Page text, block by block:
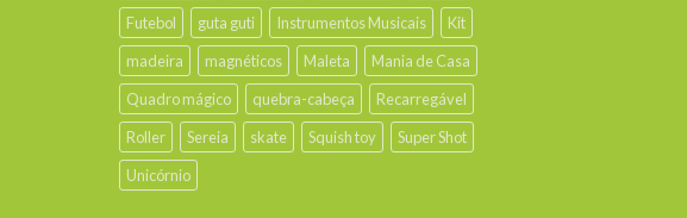
Futebol
guta guti Instrumentos Musicais
Kit
madeira
magnéticos Maleta
Mania de Casa
Quadro mágico
quebra-cabeça
Recarregável
Roller
Sereia skate Squish toy
Super Shot
Unicórnio